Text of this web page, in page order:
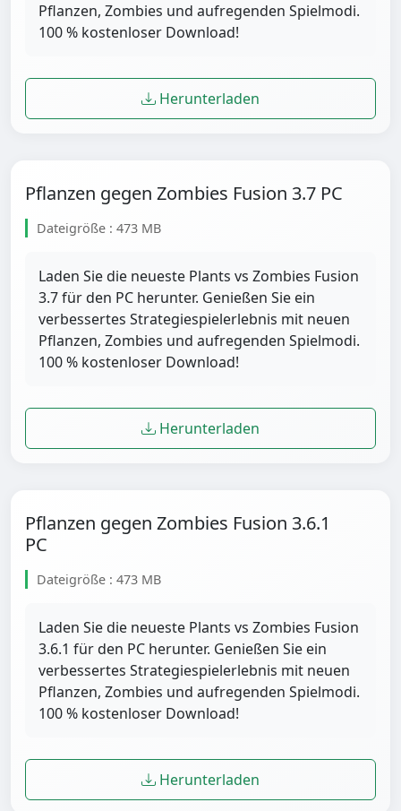
Pflanzen, Zombies und aufregenden Spielmodi.
100 % kostenloser Download!
Herunterladen
Pflanzen gegen Zombies Fusion 3.7 PC
Dateigröße : 473 MB
Laden Sie die neueste Plants vs Zombies Fusion
3.7 für den PC herunter. Genießen Sie ein
verbessertes Strategiespielerlebnis mit neuen
Pflanzen, Zombies und aufregenden Spielmodi.
100 % kostenloser Download!
Herunterladen
Pflanzen gegen Zombies Fusion 3.6.1
PC
Dateigröße : 473 MB
Laden Sie die neueste Plants vs Zombies Fusion
3.6.1 für den PC herunter. Genießen Sie ein
verbessertes Strategiespielerlebnis mit neuen
Pflanzen, Zombies und aufregenden Spielmodi.
100 % kostenloser Download!
Herunterladen